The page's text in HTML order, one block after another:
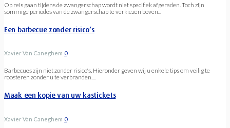
Op reis gaan tijdens de zwangerschap wordt niet specifiek afgeraden. Toch zijn
sommige periodes van de zwangerschap te verkiezen boven...
Een barbecue zonder risico’s
Xavier Van Caneghem 0
Barbecues zijn niet zonder risico's. Hieronder geven wij u enkele tips om veilig te
roosteren zonder u te verbranden....
Maak een kopie van uw kastickets
Xavier Van Caneghem 0